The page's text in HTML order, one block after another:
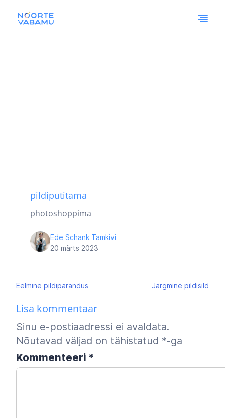
pildiputitama
photoshoppima
Ede Schank Tamkivi
20 märts 2023
Navigeerimine
Eelmine pildiparandus Järgmine pildisild
Lisa kommentaar
Sinu e-postiaadressi ei avaldata.
Nõutavad väljad on tähistatud *-ga
Kommenteeri *